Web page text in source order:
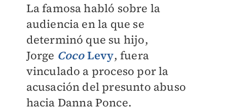
La famosa habló sobre la
audiencia en la que se
determinó que su hijo,
Jorge CocoLevy, fuera
vinculado a proceso por la
acusación del presunto abuso
hacia Danna Ponce.